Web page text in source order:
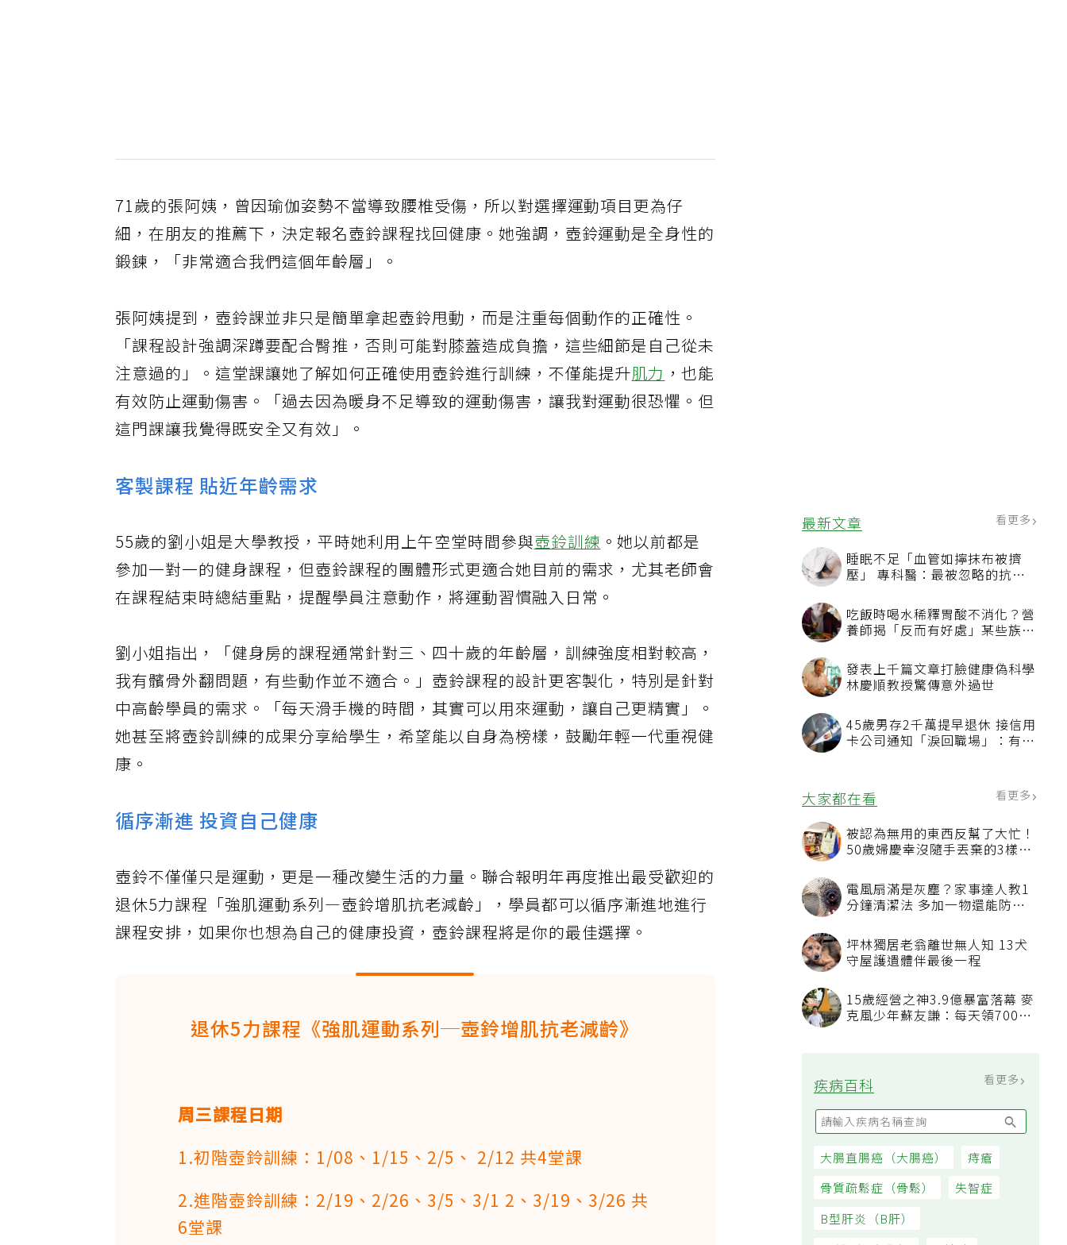
最新文章 看更多
睡眠不足「血管如擰抹布被擠
壓」 專科醫：最被忽略的抗老
吃飯時喝水稀釋胃酸不消化？營
養師揭「反而有好處」某些族群
發表上千篇文章打臉健康偽科學
林慶順教授驚傳意外過世
45歲男存2千萬提早退休 接信用
卡公司通知「淚回職場」：有錢
大家都在看
被認為無用的東西反幫了大忙！
50歲婦慶幸沒隨手丟棄的3樣物
電風扇滿是灰塵？家事達人教1
坪林獨居老翁離世無人知 13犬
守屋護遺體伴最後一程
15歲經營之神3.9億暴富落幕 麥
疾病百科
71歲的張阿姨，曾因瑜伽姿勢不當導致腰椎受傷，所以對選擇運動項目更為仔
細，在朋友的推薦下，決定報名壺鈴課程找回健康。她強調，壺鈴運動是全身性的
鍛鍊，「非常適合我們這個年齡層」。
張阿姨提到，壺鈴課並非只是簡單拿起壺鈴甩動，而是注重每個動作的正確性。
「課程設計強調深蹲要配合臀推，否則可能對膝蓋造成負擔，這些細節是自己從未
注意過的」。這堂課讓她了解如何正確使用壺鈴進行訓練，不僅能提升肌力 ，也能
有效防止運動傷害。「過去因為暖身不足導致的運動傷害，讓我對運動很恐懼。但
這門課讓我覺得既安全又有效」。
客製課程 貼近年齡需求
55歲的劉小姐是大學教授，平時她利用上午空堂時間參與壺鈴訓練 。她以前都是
參加一對一的健身課程，但壺鈴課程的團體形式更適合她目前的需求，尤其老師會
在課程結束時總結重點，提醒學員注意動作，將運動習慣融入日常。
劉小姐指出，「健身房的課程通常針對三、四十歲的年齡層，訓練強度相對較高，
我有髕骨外翻問題，有些動作並不適合。」壺鈴課程的設計更客製化，特別是針對
中高齡學員的需求。「每天滑手機的時間，其實可以用來運動，讓自己更精實」。
她甚至將壺鈴訓練的成果分享給學生，希望能以自身為榜樣，鼓勵年輕一代重視健
康。
循序漸進 投資自己健康
壺鈴不僅僅只是運動，更是一種改變生活的力量。聯合報明年再度推出最受歡迎的
退休5力課程「強肌運動系列—壺鈴增肌抗老減齡」，學員都可以循序漸進地進行
課程安排，如果你也想為自己的健康投資，壺鈴課程將是你的最佳選擇。
退休5力課程《強肌運動系列─壺鈴增肌抗老減齡》
周三課程日期
1.初階壺鈴訓練：1/08、1/15、2/5、 2/12 共4堂課
2.進階壺鈴訓練：2/19、2/26、3/5、3/1 2、3/19、3/26 共